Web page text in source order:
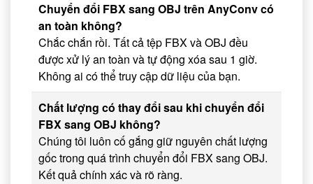
Chuyển đổi FBX sang OBJ trên AnyConv có
an toàn không?
Chắc chắn rồi. Tất cả tệp FBX và OBJ đều
được xử lý an toàn và tự động xóa sau 1 giờ.
Không ai có thể truy cập dữ liệu của bạn.
Chất lượng có thay đổi sau khi chuyển đổi
FBX sang OBJ không?
Chúng tôi luôn cố gắng giữ nguyên chất lượng
gốc trong quá trình chuyển đổi FBX sang OBJ.
Kết quả chính xác và rõ ràng.